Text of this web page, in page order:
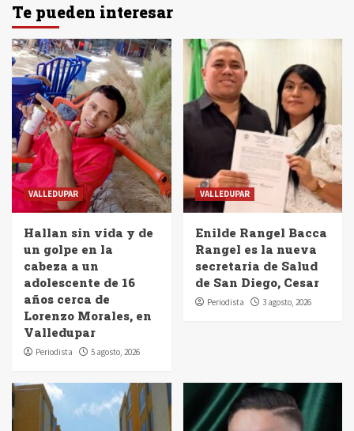
Te pueden interesar
VALLEDUPAR
Hallan sin vida y de
un golpe en la
cabeza a un
adolescente de 16
años cerca de
Lorenzo Morales, en
Valledupar
Periodista 5 agosto, 2026
VALLEDUPAR
Enilde Rangel Bacca
Rangel es la nueva
secretaria de Salud
de San Diego, Cesar
Periodista 3 agosto, 2026